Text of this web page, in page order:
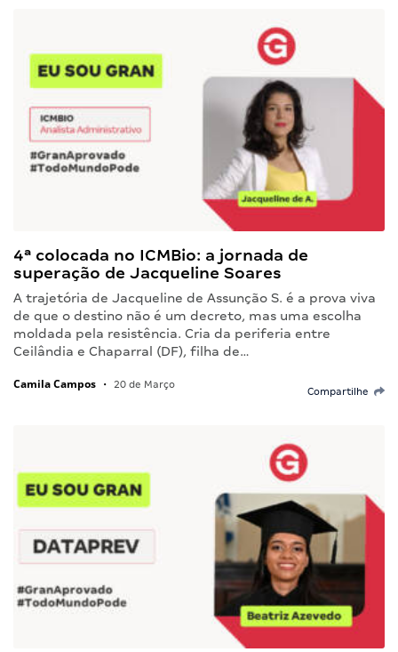
4ª colocada no ICMBio: a jornada de
superação de Jacqueline Soares
A trajetória de Jacqueline de Assunção S. é a prova viva
de que o destino não é um decreto, mas uma escolha
moldada pela resistência. Cria da periferia entre
Ceilândia e Chaparral (DF), filha de…
Camila Campos • 20 de Março
Compartilhe